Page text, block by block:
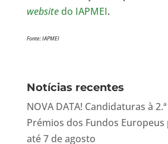
websitedo IAPMEI.
Fonte: IAPMEI
Notícias recentes
NOVA DATA! Candidaturas à
Prémios dos Fundos
até 7 de agosto